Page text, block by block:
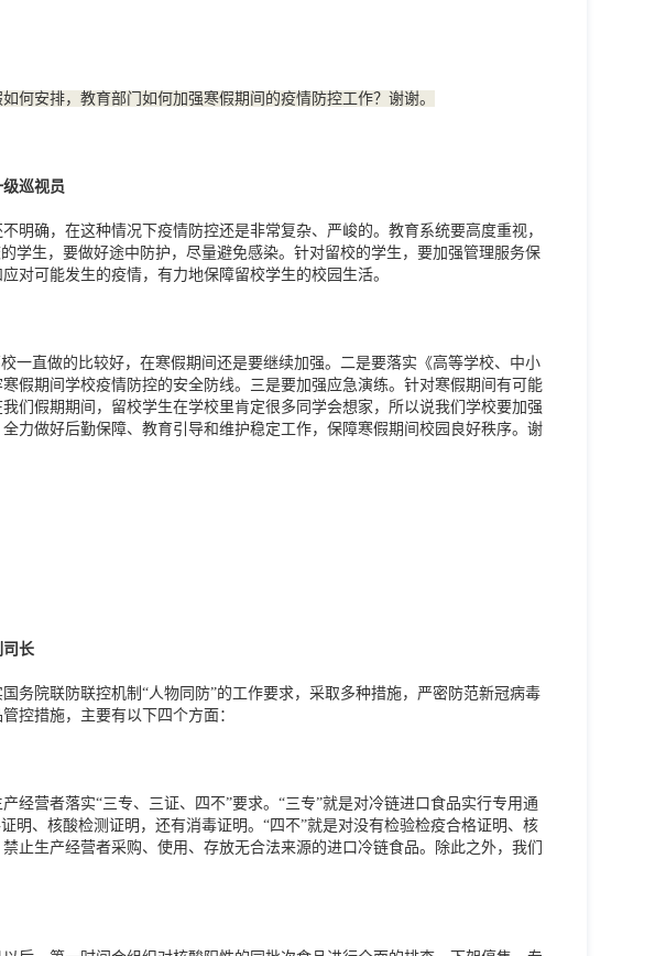
何安排，教育部门如何加强寒假期间的疫情防控工作？谢谢。
巡视员
确，在这种情况下疫情防控还是非常复杂、严峻的。教育系统要高度重视，
学生，要做好途中防护，尽量避免感染。针对留校的学生，要加强管理服务保
对可能发生的疫情，有力地保障留校学生的校园生活。
一直做的比较好，在寒假期间还是要继续加强。二是要落实《高等学校、中小
假期间学校疫情防控的安全防线。三是要加强应急演练。针对寒假期间有可能
们假期期间，留校学生在学校里肯定很多同学会想家，所以说我们学校要加强
力做好后勤保障、教育引导和维护稳定工作，保障寒假期间校园良好秩序。谢
司长
务院联防联控机制“人物同防”的工作要求，采取多种措施，严密防范新冠病毒
控措施，主要有以下四个方面：
营者落实“三专、三证、四不”要求。“三专”就是对冷链进口食品实行专用通
明、核酸检测证明，还有消毒证明。“四不”就是对没有检验检疫合格证明、核
生产经营者采购、使用、存放无合法来源的进口冷链食品。除此之外，我们